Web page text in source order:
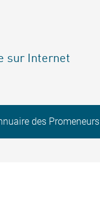
sur Internet
des Promeneurs